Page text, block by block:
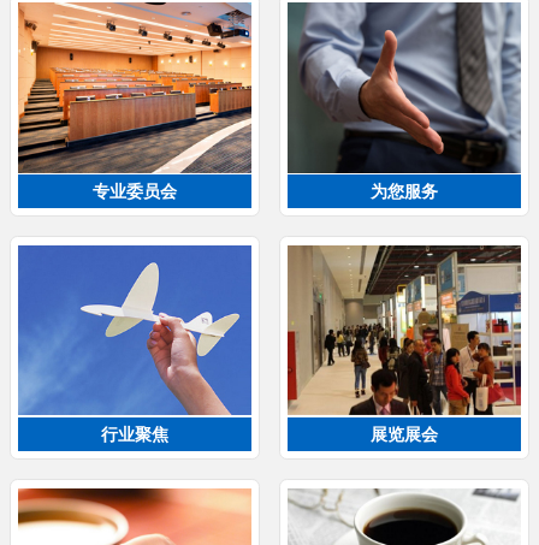
专业委员会 为您服务
行业聚焦 展览展会